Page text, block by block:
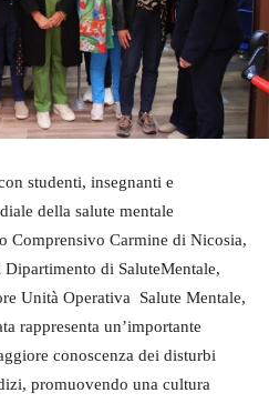
studenti, insegnanti e
della salute mentale
Comprensivo Carmine di Nicosia,
di SaluteMentale,
Unità Operativa Salute Mentale,
rappresenta un’importante
conoscenza dei disturbi
promuovendo una cultura